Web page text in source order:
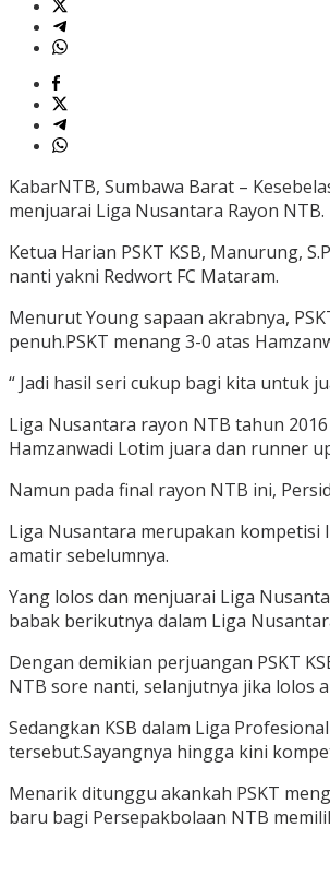
KabarNTB, Sumbawa Barat –
menjuarai Liga Nusantara Rayon NTB.
Ketua Harian PSKT KSB, Manurung,
nanti yakni Redwort FC Mataram.
Menurut Young sapaan akrabnya,
penuh.PSKT menang 3-0 atas
“ Jadi hasil seri cukup bagi kita untuk
Liga Nusantara rayon NTB tahun
Hamzanwadi Lotim juara dan runner
Namun pada final rayon NTB ini,
Liga Nusantara merupakan kompetisi
amatir sebelumnya.
Yang lolos dan menjuarai Liga
babak berikutnya dalam Liga
Dengan demikian perjuangan PSKT
NTB sore nanti, selanjutnya jika lolos
Sedangkan KSB dalam Liga
tersebut.Sayangnya hingga kini
Menarik ditunggu akankah PSKT
baru bagi Persepakbolaan NTB